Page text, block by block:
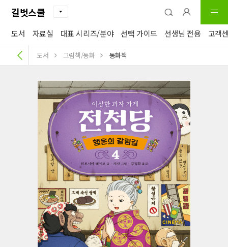
길벗스쿨
도서 자료실 대표 시리즈/분야 선택 가이드 선생님 전용 고객
도서 그림책/동화 동화책